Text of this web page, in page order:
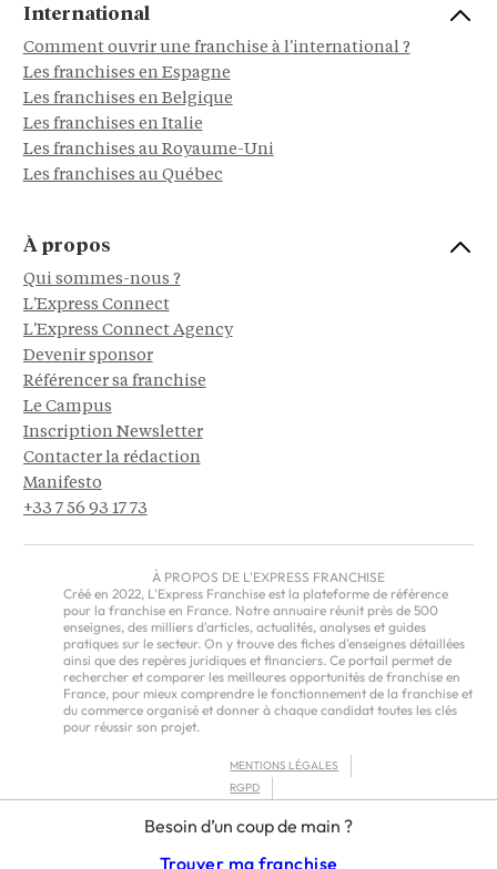
Besoin d’un coup de main ?
Trouver ma franchise
International
Comment ouvrir une franchise à l'international ?
Les franchises en Espagne
Les franchises en Belgique
Les franchises en Italie
Les franchises au Royaume-Uni
Les franchises au Québec
À propos
Qui sommes-nous ?
L'Express Connect
L'Express Connect Agency
Devenir sponsor
Référencer sa franchise
Le Campus
Inscription Newsletter
Contacter la rédaction
Manifesto
+33 7 56 93 17 73
À PROPOS DE L'EXPRESS FRANCHISE
Créé en 2022, L'Express Franchise est la plateforme de référence
pour la franchise en France. Notre annuaire réunit près de 500
enseignes, des milliers d'articles, actualités, analyses et guides
pratiques sur le secteur. On y trouve des fiches d'enseignes détaillées
ainsi que des repères juridiques et financiers. Ce portail permet de
rechercher et comparer les meilleures opportunités de franchise en
France, pour mieux comprendre le fonctionnement de la franchise et
du commerce organisé et donner à chaque candidat toutes les clés
pour réussir son projet.
MENTIONS LÉGALES
RGPD
CGV – EUROPE